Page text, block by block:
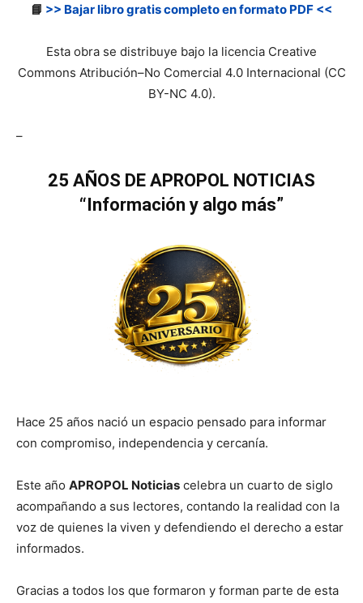
📘 >> Bajar libro gratis completo en formato PDF <<
Esta obra se distribuye bajo la licencia Creative
Commons Atribución–No Comercial 4.0 Internacional (CC
BY-NC 4.0).
–
25 AÑOS DE APROPOL NOTICIAS
“Información y algo más”
Hace 25 años nació un espacio pensado para informar
con compromiso, independencia y cercanía.
Este año APROPOL Noticias celebra un cuarto de siglo
acompañando a sus lectores, contando la realidad con la
voz de quienes la viven y defendiendo el derecho a estar
informados.
Gracias a todos los que formaron y forman parte de esta